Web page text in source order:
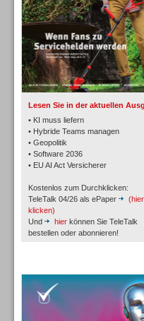
Lesen Sie in der aktuellen
• KI muss liefern
• Hybride Teams managen
• Geopolitik
• Software 2036
• EU AI Act Versicherer
Kostenlos zum Durchklicken:
TeleTalk 04/26 als ePaper
(hier
klicken)
Und
hier können Sie TeleTalk
bestellen oder abonnieren!
TK- und ACD-Systeme
Workforce-Management